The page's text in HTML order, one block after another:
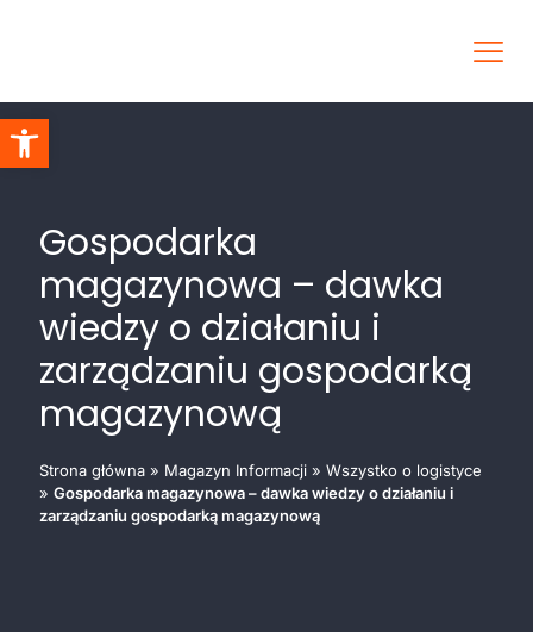
Otwórz pasek narzędzi
Gospodarka
magazynowa – dawka
wiedzy o działaniu i
zarządzaniu gospodarką
magazynową
Strona główna » Magazyn Informacji » Wszystko o logistyce
» Gospodarka magazynowa – dawka wiedzy o działaniu i
zarządzaniu gospodarką magazynową